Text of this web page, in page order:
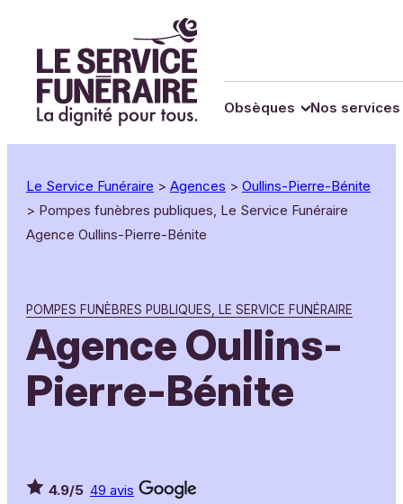
Obsèques Nos services
Le Service Funéraire > Agences > Oullins-Pierre-Bénite
> Pompes funèbres publiques, Le Service Funéraire
Agence Oullins-Pierre-Bénite
POMPES FUNÈBRES PUBLIQUES, LE SERVICE FUNÉRAIRE
Agence Oullins-
Pierre-Bénite
4.9/5 49 avis